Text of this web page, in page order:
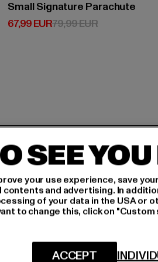
Small Signature Parachute
67,99 EUR
Derzeitiger Preis: 67,99 EUR
79,99 EURAktionspreis:
AN,
An
SEE
your use experience, save
and advertising. In
of your data in the USA or
to change this, click on
ACCEPT